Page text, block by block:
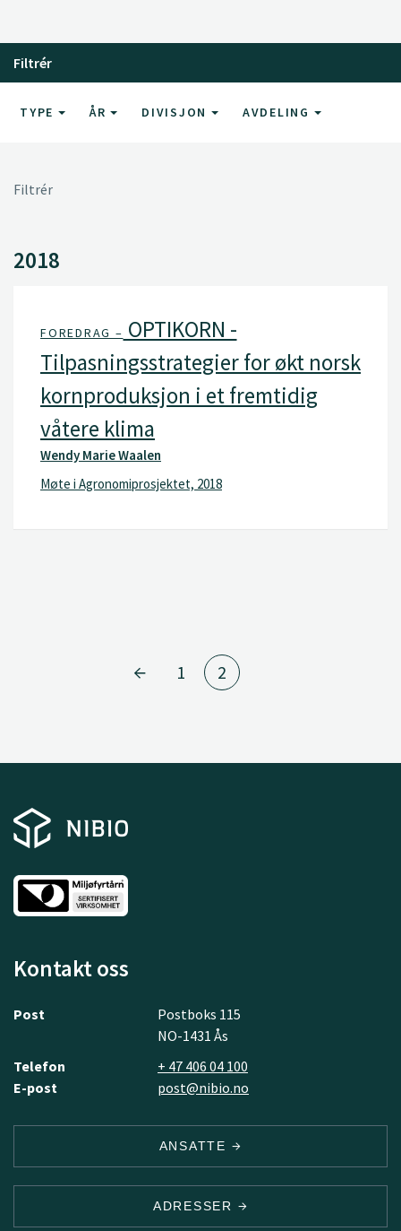
Filtrér
TYPE ÅR DIVISJON AVDELING
Filtrér
2018
FOREDRAG – OPTIKORN -
Tilpasningsstrategier for økt norsk
kornproduksjon i et fremtidig
våtere klima
Wendy Marie Waalen
Møte i Agronomiprosjektet, 2018
1 2
Kontakt oss
Post
Postboks 115
NO-1431 Ås
Telefon
+ 47 406 04 100
E-post
post@nibio.no
ANSATTE
ADRESSER